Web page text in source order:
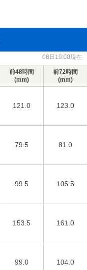
08日19:00現在
前48時間
(mm)
前72時間
(mm)
121.0 123.0
79.5 81.0
99.5 105.5
153.5 161.0
99.0 104.0